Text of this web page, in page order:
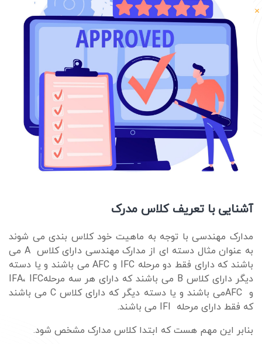
آشنایی با تعریف کلاس مدرک
مدارک مهندسی با توجه به ماهیت خود کلاس بندی می شوند
به عنوان مثال دسته ای از مدارک مهندسی دارای کلاس A می
باشند که دارای فقط دو مرحله IFC وAFC می باشند و یا دسته
دیگر دارای کلاس B می باشند که دارای هر سه مرحلهIFC ،IFA
و AFCمی باشند و یا دسته دیگر که دارای کلاسC می باشند
که فقط دارای مرحله IFI می باشند.
بنابر این مهم هست که ابتدا کلاس مدارک مشخص شود.